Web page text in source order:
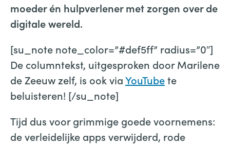
moeder én hulpverlener met zorgen over de
digitale wereld.
[su_note note_color=”#def5ff” radius=”0″]
De columntekst, uitgesproken door Marilene
de Zeeuw zelf, is ook viaYouTubete
beluisteren! [/su_note]
Tijd dus voor grimmige goede voornemens:
de verleidelijke apps verwijderd, rode